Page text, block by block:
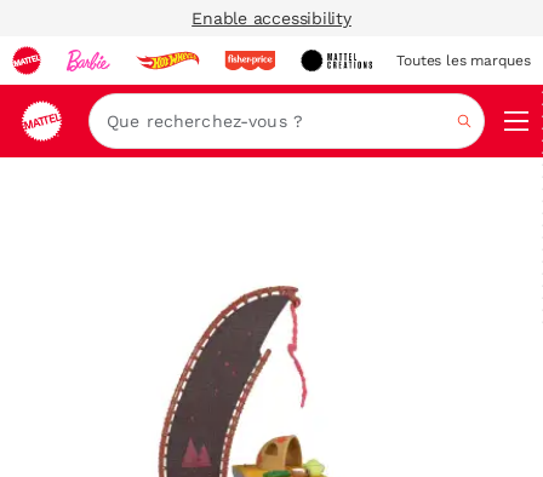
Enable accessibility
Toutes les marques